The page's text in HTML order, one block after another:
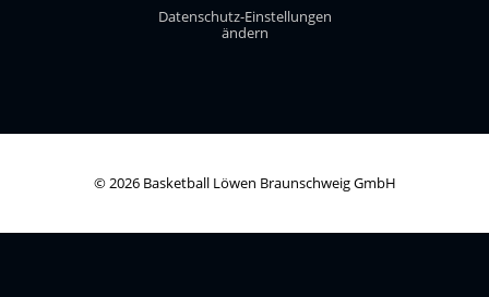
Datenschutz-Einstellungen
ändern
© 2026 Basketball Löwen Braunschweig GmbH